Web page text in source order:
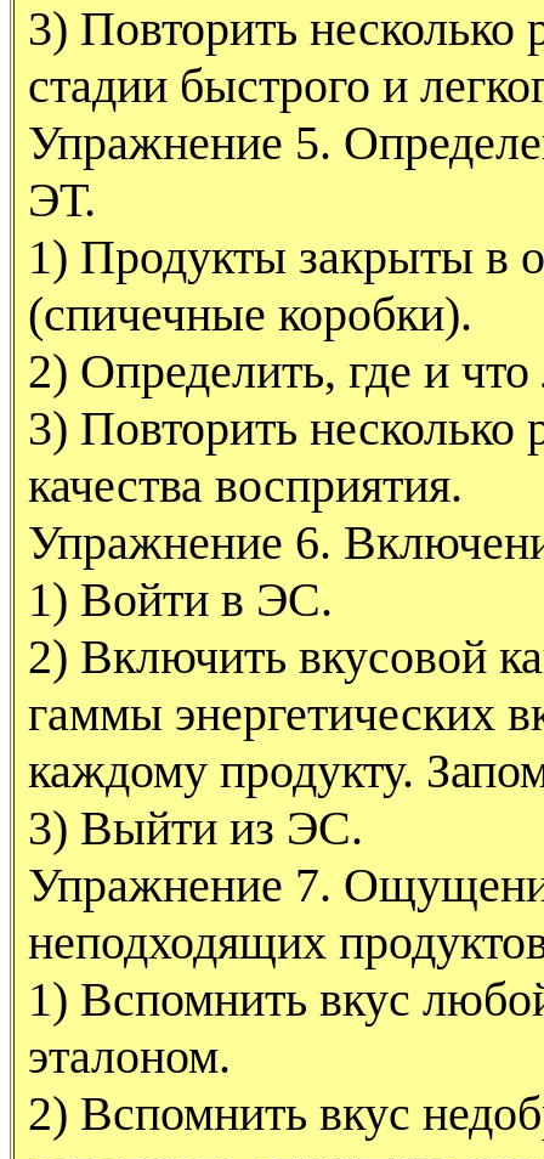
3) Повторить несколько
стадии быстрого и
Упражнение 5.
ЭТ.
1) Продукты закрыты в
(спичечные коробки).
2) Определить, где и
3) Повторить несколько
качества восприятия.
Упражнение 6.
1) Войти в ЭС.
2) Включить вкусовой
гаммы энергетических
каждому продукту.
3) Выйти из ЭС.
Упражнение 7.
неподходящих
1) Вспомнить вкус
эталоном.
2) Вспомнить вкус